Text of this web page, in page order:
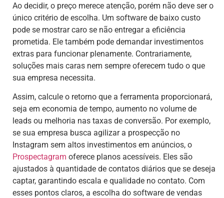
Ao decidir, o preço merece atenção, porém não deve ser o
único critério de escolha. Um software de baixo custo
pode se mostrar caro se não entregar a eficiência
prometida. Ele também pode demandar investimentos
extras para funcionar plenamente. Contrariamente,
soluções mais caras nem sempre oferecem tudo o que
sua empresa necessita.
Assim, calcule o retorno que a ferramenta proporcionará,
seja em economia de tempo, aumento no volume de
leads ou melhoria nas taxas de conversão. Por exemplo,
se sua empresa busca agilizar a prospecção no
Instagram sem altos investimentos em anúncios, o
Prospectagram oferece planos acessíveis. Eles são
ajustados à quantidade de contatos diários que se deseja
captar, garantindo escala e qualidade no contato. Com
esses pontos claros, a escolha do software de vendas